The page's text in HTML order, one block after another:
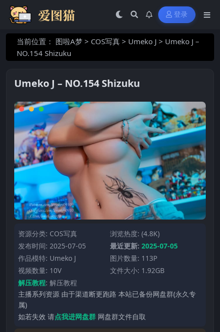
登录
当前位置： 图啦A梦 > COS写真 > Umeko J > Umeko J –
NO.154 Shizuku
Umeko J – NO.154 Shizuku
资源分类: COS写真
浏览热度: (4.8K)
发布时间: 2025-07-05
最近更新: 2025-07-05
作品模特: Umeko J
图片数量: 113P
视频数量: 10V
文件大小: 1.92GB
解压教程: 解压教程
主播系列资源 由于渠道断更跑路 本站已备份网盘群(永久专
属)
如若失效 请点我进网盘群 网盘群文件自取